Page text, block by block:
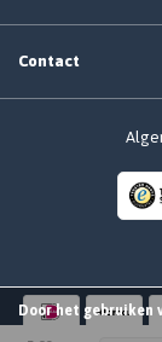
Contact
Door het gebruiken